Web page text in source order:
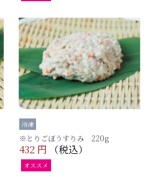
冷凍
※とりごぼうすりみ 220g
432 円 （税込）
オススメ